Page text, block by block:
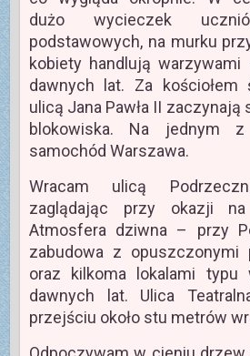
dużo wycieczek
podstawowych, na murku
kobiety handlują
dawnych lat. Za kościołem
ulicą Jana Pawła II zaczynają
blokowiska. Na jednym
samochód Warszawa.
Wracam ulicą
zaglądając przy okazji
Atmosfera dziwna – przy
zabudowa z opuszczonymi
oraz kilkoma lokalami typu
dawnych lat. Ulica
przejściu około stu metrów